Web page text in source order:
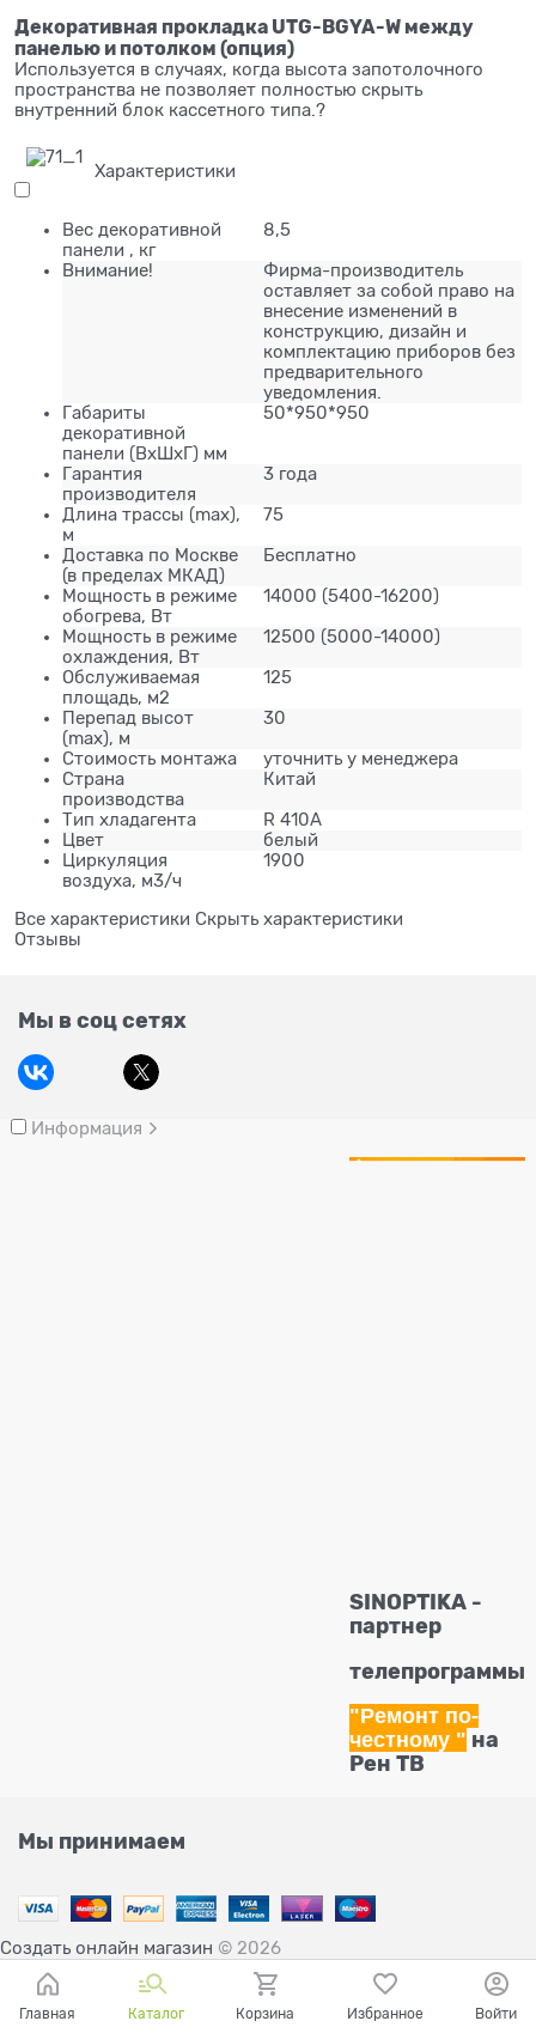
Декоративная прокладка UTG-BGYA-W между
панелью и потолком (опция)
Используется в случаях, когда высота запотолочного
пространства не позволяет полностью скрыть
внутренний блок кассетного типа.?
Характеристики
Вес декоративной
панели , кг
8,5
Внимание!
Фирма-производитель
оставляет за собой право на
внесение изменений в
конструкцию, дизайн и
комплектацию приборов без
предварительного
уведомления.
Габариты
декоративной
панели (ВхШхГ) мм
50*950*950
Гарантия
производителя
3 года
Длина трассы (mах),
м
75
Доставка по Москве
(в пределах МКАД)
Бесплатно
Мощность в режиме
обогрева, Вт
14000 (5400-16200)
Мощность в режиме
охлаждения, Вт
12500 (5000-14000)
Обслуживаемая
площадь, м2
125
Перепад высот
(max), м
30
Стоимость монтажа
уточнить у менеджера
Страна
производства
Китай
Тип хладагента
R 410A
Цвет
белый
Циркуляция
воздуха, м3/ч
1900
Все характеристики Скрыть характеристики
Отзывы
Мы в соц сетях
Информация
SINOPTIKA -
партнер
телепрограммы
"Ремонт по-
честному " на
Рен ТВ
Мы принимаем
Создать онлайн магазин © 2026
Главная Каталог Корзина Избранное Войти